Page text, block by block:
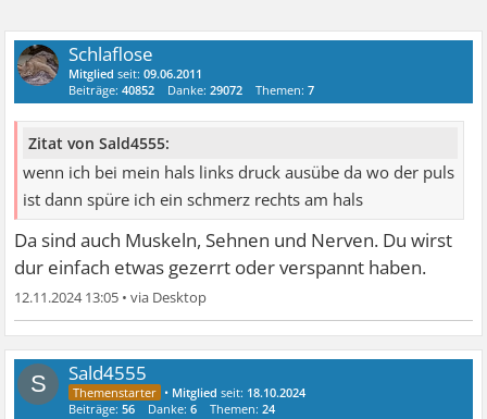
Schlaflose
Mitglied seit:09.06.2011
Beiträge:40852 Danke:29072 Themen:7
Zitat von Sald4555:
wenn ich bei mein hals links druck ausübe da wo der puls
ist dann spüre ich ein schmerz rechts am hals
Da sind auch Muskeln, Sehnen und Nerven. Du wirst
dur einfach etwas gezerrt oder verspannt haben.
12.11.2024 13:05 •
S Sald4555
• Mitglied seit: 18.10.2024
Beiträge:56 Danke:6 Themen:24